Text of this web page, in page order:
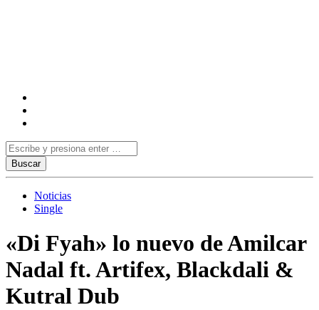
Noticias
Single
«Di Fyah» lo nuevo de Amilcar
Nadal ft. Artifex, Blackdali &
Kutral Dub